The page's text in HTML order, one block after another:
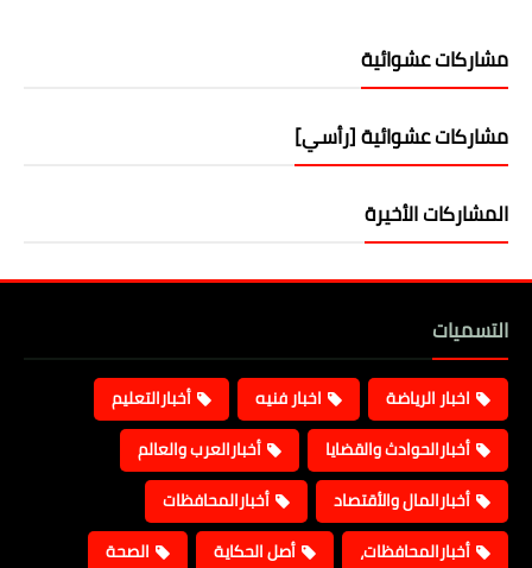
مشاركات عشوائية
مشاركات عشوائية [رأسي]
المشاركات الأخيرة
التسميات
اخبار الرياضة اخبار فنيه
أخبارالتعليم
أخبارالحوادث والقضايا
أخبارالعرب والعالم
أخبارالمال والأقتصاد
أخبارالمحافظات
أخبارالمحافظات،
أصل الحكاية
الصحة